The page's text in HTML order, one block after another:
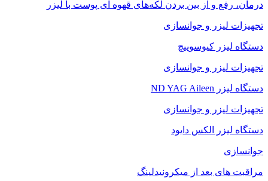
درمان، رفع و از بین بردن لکه‌های قهوه ای پوست با لیزر
تجهیزات لیزر و جوانسازی
دستگاه لیزر کیوسوییچ
تجهیزات لیزر و جوانسازی
دستگاه لیزر ND YAG Aileen
تجهیزات لیزر و جوانسازی
دستگاه لیزر الکس دایود
جوانسازی
مراقبت های بعد از میکرونیدلینگ